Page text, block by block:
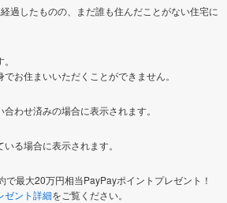
過したものの、まだ誰も住んだことがない住宅に
お住まいいただくことができません。
わせ済みの場合に表示されます。
る場合に表示されます。
で最大20万円相当PayPayポイントプレゼント！
ゼント詳細をご覧ください。